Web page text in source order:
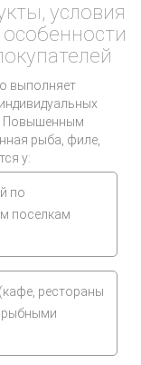
условия
выполняет
Повышенным
рыба, филе,
у:
по
поселкам
рестораны
рыбными